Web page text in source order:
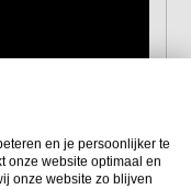
en je persoonlijker te
onze website optimaal en
onze website zo blijven